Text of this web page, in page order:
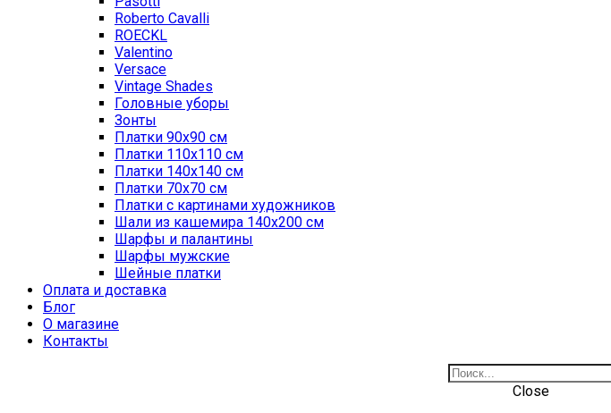
Roberto Cavalli
ROECKL
Valentino
Versace
Vintage Shades
Головные уборы
Зонты
Платки 90х90 см
Платки 110х110 см
Платки 140х140 см
Платки 70х70 см
Платки с картинами художников
Шали из кашемира 140х200 см
Шарфы и палантины
Шарфы мужские
Шейные платки
Оплата и доставка
Блог
О магазине
Контакты
Close